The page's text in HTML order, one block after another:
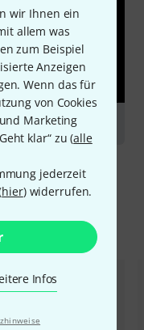
wir Ihnen ein
allem was
zum Beispiel
Anzeigen
Wenn das für
von Cookies
Marketing
klar“ zu (alle
jederzeit
hier) widerrufen.
Infos